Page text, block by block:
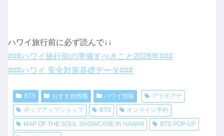
ハワイ旅行前に必ず読んで↓↓
###ハワイ旅行前の準備すべきこと2026年###
###ハワイ 安全対策基礎データ###
BTS おすすめ情報 ハワイ情報
アラモアナ
ポップアップショップ
BTS
オンライン予約
MAP OF THE SOUL SHOWCASE IN HAWAII
BTS POP-UP